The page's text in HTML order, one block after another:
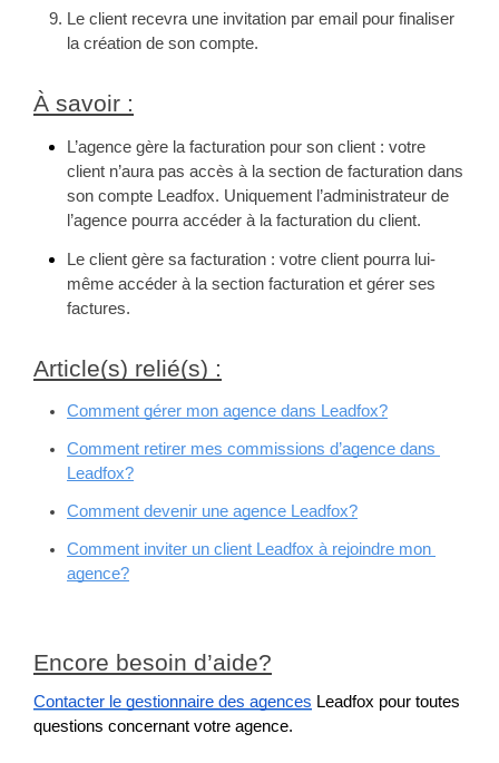
Le client recevra une invitation par email pour finaliser
la création de son compte.
À savoir :
L’agence gère la facturation pour son client : votre
client n’aura pas accès à la section de facturation dans
son compte Leadfox. Uniquement l’administrateur de
l’agence pourra accéder à la facturation du client.
Le client gère sa facturation : votre client pourra lui-
même accéder à la section facturation et gérer ses
factures.
Article(s) relié(s) :
Comment gérer mon agence dans Leadfox?
Comment retirer mes commissions d’agence dans
Leadfox?
Comment devenir une agence Leadfox?
Comment inviter un client Leadfox à rejoindre mon
agence?
Encore besoin d’aide?
Contacter le gestionnaire des agences Leadfox pour toutes
questions concernant votre agence.